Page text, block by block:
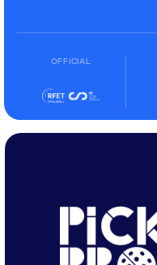
OFFICIAL